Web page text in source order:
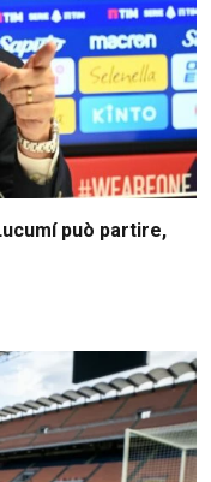
può partire,